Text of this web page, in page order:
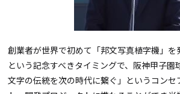
創業者が世界で初めて「邦文写真植字機」
という記念すべきタイミングで、阪神甲子園
文字の伝統を次の時代に繋ぐ」というコンセ